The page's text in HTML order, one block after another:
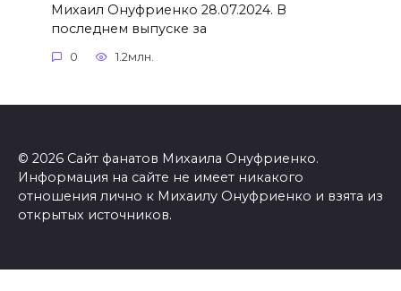
Михаил Онуфриенко 28.07.2024. В
последнем выпуске за
0 1.2млн.
© 2026 Сайт фанатов Михаила Онуфриенко.
Информация на сайте не имеет никакого
отношения лично к Михаилу Онуфриенко и взята из
открытых источников.